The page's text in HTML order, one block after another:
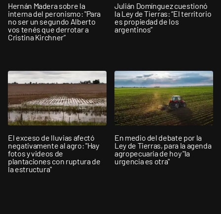
Hernán Madera sobre la
interna del peronismo: "Para
no ser un segundo Alberto
vos tenés que derrotar a
Cristina Kirchner”
Julián Domínguez cuestionó
la Ley de Tierras: “El territorio
es propiedad de los
argentinos”
El exceso de lluvias afectó
negativamente al agro: "Hay
fotos y videos de
plantaciones con ruptura de
la estructura"
En medio del debate por la
Ley de Tierras, para la agenda
agropecuaria de hoy "la
urgencia es otra"